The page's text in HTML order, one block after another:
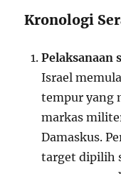
Kronologi
Pelaksanaan
Israel
tempur yang
markas
Damaskus.
target dipilih